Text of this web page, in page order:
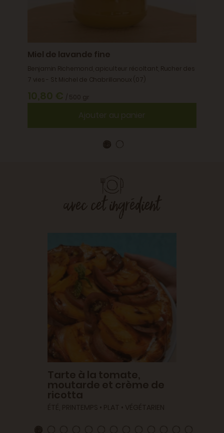
Miel de lavande fine
Benjamin Richemond, apiculteur récoltant, Rucher des
7 vies - St Michel de Chabrillanoux (07)
10,80 € / 500 gr
Ajouter au panier